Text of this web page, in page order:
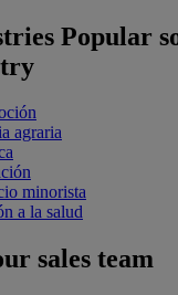
Popular
agraria
minorista
a la salud
sales team